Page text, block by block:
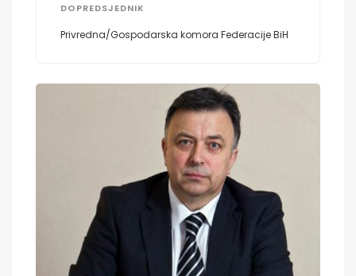
DOPREDSJEDNIK
Privredna/Gospodarska komora Federacije BiH